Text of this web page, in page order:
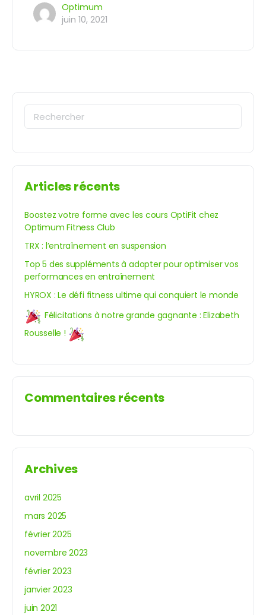
Optimum
juin 10, 2021
Recherche
pour:
Articles récents
Boostez votre forme avec les cours OptiFit chez
Optimum Fitness Club
TRX : l’entraînement en suspension
Top 5 des suppléments à adopter pour optimiser vos
performances en entraînement
HYROX : Le défi fitness ultime qui conquiert le monde
Félicitations à notre grande gagnante : Elizabeth
Rousselle !
Commentaires récents
Archives
avril 2025
mars 2025
février 2025
novembre 2023
février 2023
janvier 2023
juin 2021